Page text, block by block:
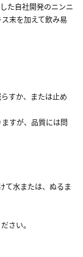
た自社開発のニンニ
末を加えて飲み易
すか、または止め
すが、品質には問
て水または、ぬるま
さい。